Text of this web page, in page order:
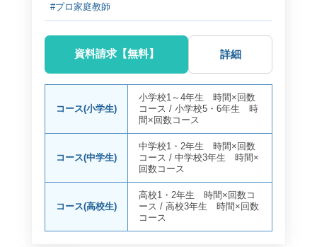
#プロ家庭教師
資料請求【無料】 詳細
コース(小学生)
小学校1～4年生 時間×回数
コース /小学校5・6年生 時
間×回数コース
コース(中学生)
中学校1・2年生 時間×回数
コース /中学校3年生 時間×
回数コース
コース(高校生)
高校1・2年生 時間×回数コ
ース /高校3年生 時間×回数
コース